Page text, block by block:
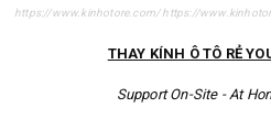
https://www.kinhotore.com/ https://
THAY KÍNH Ô TÔ RẺ
Support On-Site - At